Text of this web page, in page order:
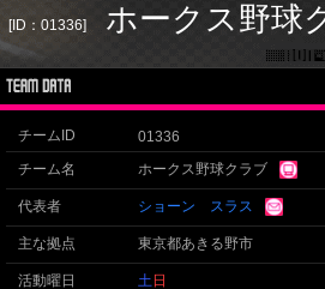
[ID：01336] ホークス野球
チームID 01336
チーム名 ホークス野球クラブ
代表者 ショーン スラス
主な拠点 東京都あきる野市
活動曜日 土 日